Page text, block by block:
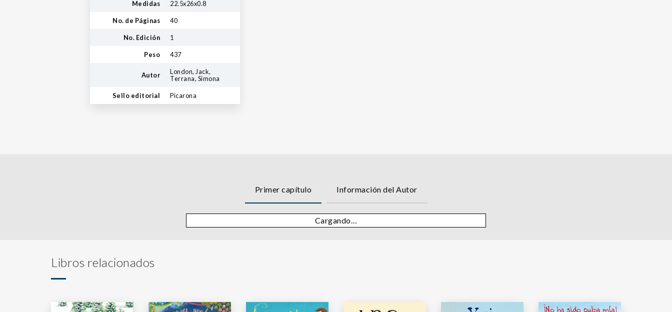
Medidas 22.5x26x0.8
No. de Páginas 40
No. Edición 1
Peso 437
Autor
London, Jack,
Terrana, Simona
Sello editorial Picarona
Primer capítulo Información del Autor
Cargando…
Libros relacionados